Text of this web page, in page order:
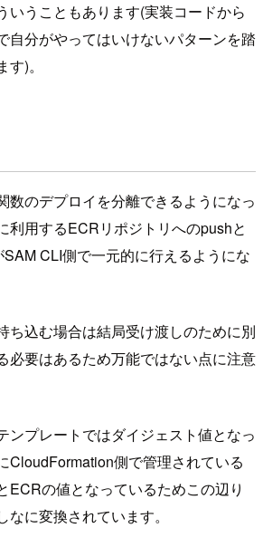
いうこともあります(実装コードから
自分がやってはいけないパターンを踏
)。
数のデプロイを分離できるようになっ
利用するECRリポジトリへのpushと
CLI側で一元的に行えるようにな
ち込む場合は結局受け渡しのために別
必要はあるため万能ではない点に注意
ンプレートではダイジェスト値となっ
CloudFormation側で管理されている
ECRの値となっているためこの辺り
に変換されています。